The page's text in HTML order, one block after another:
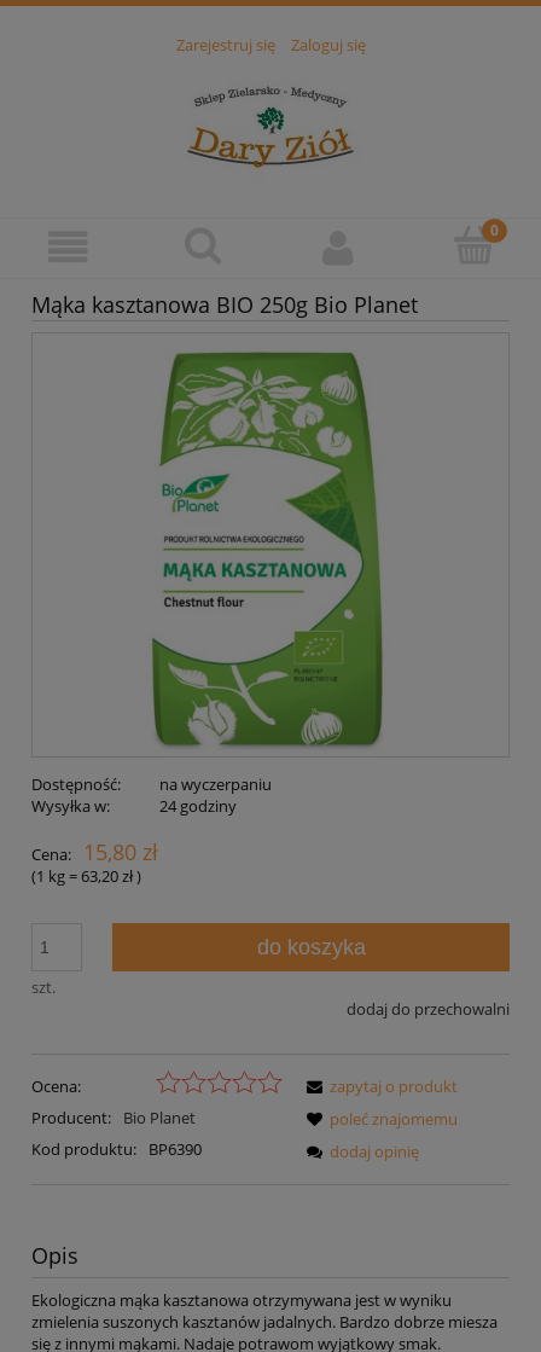
Zarejestruj się Zaloguj się
Mąka kasztanowa BIO 250g Bio Planet
Dostępność:
na wyczerpaniu
Wysyłka w:
24 godziny
Cena: 15,80 zł
(1 kg=63,20 zł)
szt.
do koszyka
dodaj do przechowalni
Ocena:
Producent:
Bio Planet
Kod produktu:
BP6390
zapytaj o produkt
poleć znajomemu
dodaj opinię
Opis
Ekologiczna mąka kasztanowa otrzymywana jest w wyniku
zmielenia suszonych kasztanów jadalnych. Bardzo dobrze miesza
się z innymi mąkami. Nadaje potrawom wyjątkowy smak.